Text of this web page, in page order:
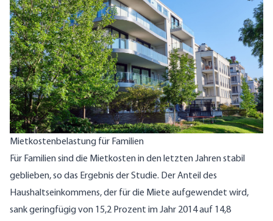
Mietkostenbelastung für Familien
Für Familien sind die Mietkosten in den letzten Jahren stabil
geblieben, so das Ergebnis der Studie. Der Anteil des
Haushaltseinkommens, der für die Miete aufgewendet wird,
sank geringfügig von 15,2 Prozent im Jahr 2014 auf 14,8